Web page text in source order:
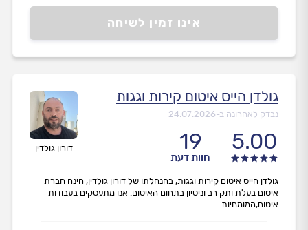
אינו זמין לשיחה
דורון גולדין
גולדן הייס איטום קירות וגגות
נבדק לאחרונה ב-24.07.2026
5.00
19
חוות דעת
גולדן הייס איטום קירות וגגות, בהנהלתו של דורון גולדין, הינה חברת
איטום בעלת ותק רב וניסיון בתחום האיטום. אנו מתעסקים בעבודות
איטום,המומחיות...